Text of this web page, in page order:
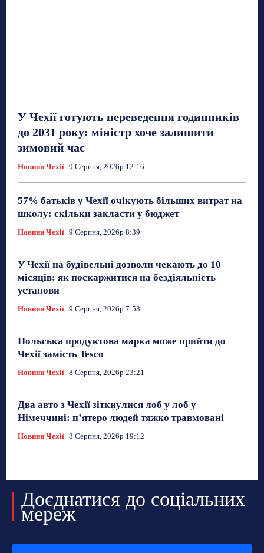
У Чехії готують переведення годинників
до 2031 року: міністр хоче залишити
зимовий час
Новини Чехії 9 Серпня, 2026р 12:16
57% батьків у Чехії очікують більших витрат на
школу: скільки закласти у бюджет
Новини Чехії 9 Серпня, 2026р 8:39
У Чехії на будівельні дозволи чекають до 10
місяців: як поскаржитися на бездіяльність
установи
Новини Чехії 9 Серпня, 2026р 7:53
Польська продуктова марка може прийти до
Чехії замість Tesco
Новини Чехії 8 Серпня, 2026р 23:21
Два авто з Чехії зіткнулися лоб у лоб у
Німеччині: п’ятеро людей тяжко травмовані
Новини Чехії 8 Серпня, 2026р 19:12
Доєднатися до соціальних
мереж